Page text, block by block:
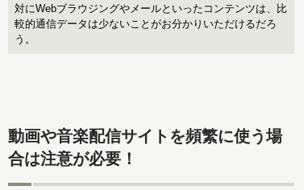
対にWebブラウジングやメールといったコンテンツは、比
較的通信データは少ないことがお分かりいただけるだろ
う。
動画や音楽配信サイトを頻繁に使う場
合は注意が必要！